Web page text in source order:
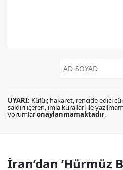
UYARI: Küfür, hakaret, rencide edici
saldırı içeren, imla kuralları ile
yorumlaronaylanmamaktadır.
İran’dan ‘Hürmüz